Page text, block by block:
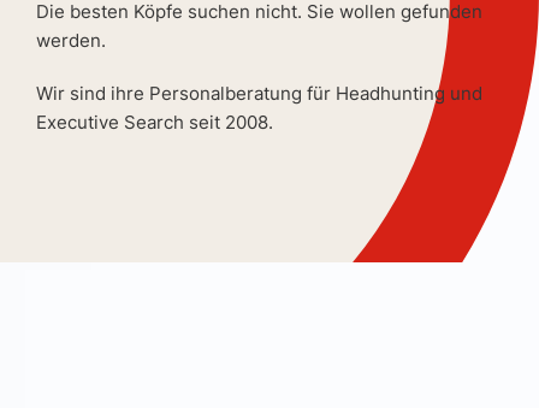
Die besten Köpfe suchen nicht. Sie wollen gefunden
werden.
Wir sind ihre Personalberatung für Headhunting und
Executive Search seit 2008.